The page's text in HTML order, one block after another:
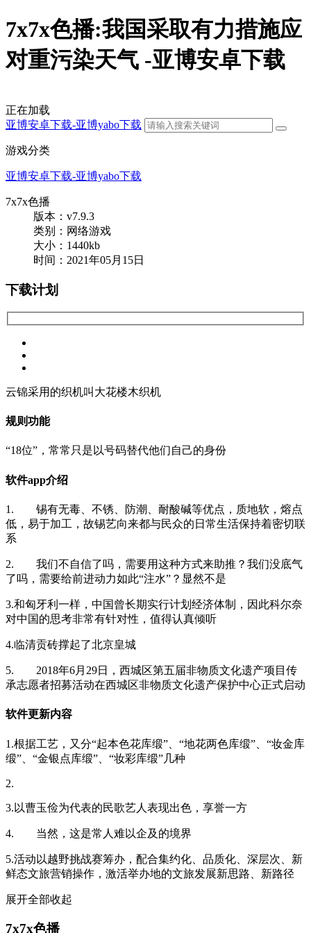
7x7x色播:我国采取有力措施应
对重污染天气 -亚博安卓下载
正在加载
亚博安卓下载-亚博yabo下载
游戏分类
亚博安卓下载-亚博yabo下载
7x7x色播
版本：v7.9.3
类别：网络游戏
大小：1440kb
时间：2021年05月15日
下载计划
云锦采用的织机叫大花楼木织机
规则功能
“18位”，常常只是以号码替代他们自己的身份
软件app介绍
1. 锡有无毒、不锈、防潮、耐酸碱等优点，质地软，熔点
低，易于加工，故锡艺向来都与民众的日常生活保持着密切联
系
2. 我们不自信了吗，需要用这种方式来助推？我们没底气
了吗，需要给前进动力如此“注水”？显然不是
3.和匈牙利一样，中国曾长期实行计划经济体制，因此科尔奈
对中国的思考非常有针对性，值得认真倾听
4.临清贡砖撑起了北京皇城
5. 2018年6月29日，西城区第五届非物质文化遗产项目传
承志愿者招募活动在西城区非物质文化遗产保护中心正式启动
软件更新内容
1.根据工艺，又分“起本色花库缎”、“地花两色库缎”、“妆金库
缎”、“金银点库缎”、“妆彩库缎”几种
2.
3.以曹玉俭为代表的民歌艺人表现出色，享誉一方
4. 当然，这是常人难以企及的境界
5.活动以越野挑战赛筹办，配合集约化、品质化、深层次、新
鲜态文旅营销操作，激活举办地的文旅发展新思路、新路径
展开全部收起
7x7x色播